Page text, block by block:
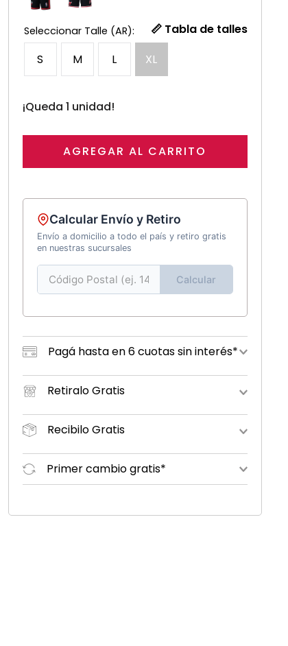
S L
M XL
📏 Tabla de talles
¡Queda 1 unidad!
AGREGAR AL CARRITO
Calcular Envío y Retiro
Envío a domicilio a todo el país y retiro gratis
en nuestras sucursales
Calcular
Pagá hasta en 6 cuotas sin interés*
Retiralo Gratis
Recibilo Gratis
Primer cambio gratis*